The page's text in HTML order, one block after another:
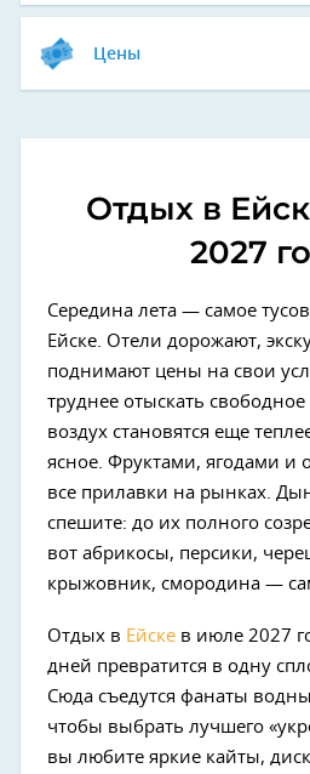
Цены
Отдых в
2027
Середина лета — самое
Ейске. Отели дорожают,
поднимают цены на свои
труднее отыскать
воздух становятся еще
ясное. Фруктами, ягодами и
все прилавки на рынках.
спешите: до их полного
вот абрикосы, персики,
крыжовник, смородина —
Отдых в Ейске в июле 2027
дней превратится в одну
Сюда съедутся фанаты
чтобы выбрать лучшего
вы любите яркие кайты,